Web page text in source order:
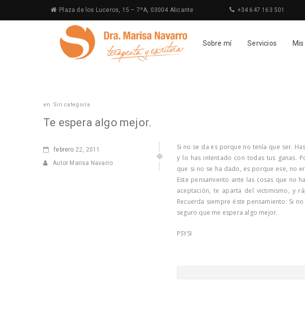
Plaza de los Luceros, 15 – 7ºA, 03004 Alicante +34 647 163 501
Sobre mí Servicios
en Sin categoría
Te espera algo mejor.
febrero 22, 2011
Autor Marisa Navarro
Si no se da es porque no tenía que ser.
y lo has intentado con todas tus ganas.
que si no se ha dado, es porque ese, no
Este pensamiento ante las cosas que no
aceptación, te aparta del victimismo, y
Recuerda siempre éste pensamiento: Si
seguro que me espera algo mejor.
PSYSI